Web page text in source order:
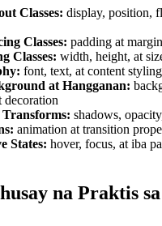
Beautifier
Classes: display, position,
Classes: padding at
Classes: width, height, at
font, text, at content styling
at Hangganan:
decoration
shadows,
animation at transition
States: hover, focus, at iba
na Praktis